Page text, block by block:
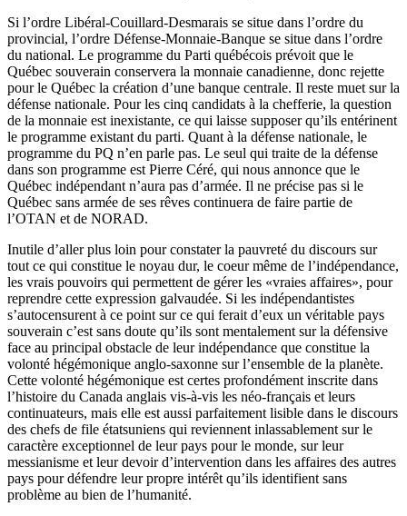
Si l’ordre Libéral-Couillard-Desmarais se situe dans l’ordre du
provincial, l’ordre Défense-Monnaie-Banque se situe dans l’ordre
du national. Le programme du Parti québécois prévoit que le
Québec souverain conservera la monnaie canadienne, donc rejette
pour le Québec la création d’une banque centrale. Il reste muet sur la
défense nationale. Pour les cinq candidats à la chefferie, la question
de la monnaie est inexistante, ce qui laisse supposer qu’ils entérinent
le programme existant du parti. Quant à la défense nationale, le
programme du PQ n’en parle pas. Le seul qui traite de la défense
dans son programme est Pierre Céré, qui nous annonce que le
Québec indépendant n’aura pas d’armée. Il ne précise pas si le
Québec sans armée de ses rêves continuera de faire partie de
l’OTAN et de NORAD.
Inutile d’aller plus loin pour constater la pauvreté du discours sur
tout ce qui constitue le noyau dur, le coeur même de l’indépendance,
les vrais pouvoirs qui permettent de gérer les «vraies affaires», pour
reprendre cette expression galvaudée. Si les indépendantistes
s’autocensurent à ce point sur ce qui ferait d’eux un véritable pays
souverain c’est sans doute qu’ils sont mentalement sur la défensive
face au principal obstacle de leur indépendance que constitue la
volonté hégémonique anglo-saxonne sur l’ensemble de la planète.
Cette volonté hégémonique est certes profondément inscrite dans
l’histoire du Canada anglais vis-à-vis les néo-français et leurs
continuateurs, mais elle est aussi parfaitement lisible dans le discours
des chefs de file étatsuniens qui reviennent inlassablement sur le
caractère exceptionnel de leur pays pour le monde, sur leur
messianisme et leur devoir d’intervention dans les affaires des autres
pays pour défendre leur propre intérêt qu’ils identifient sans
problème au bien de l’humanité.